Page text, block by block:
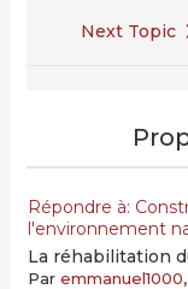
Next Topic
Répondre à:
l'environnement
La réhabilitation
Paremmanuel1000